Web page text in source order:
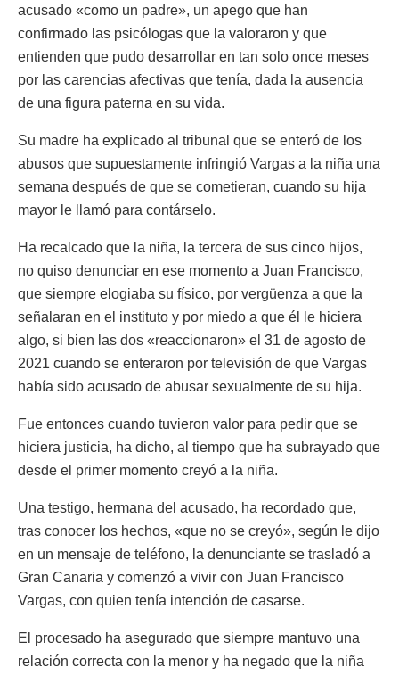
acusado «como un padre», un apego que han
confirmado las psicólogas que la valoraron y que
entienden que pudo desarrollar en tan solo once meses
por las carencias afectivas que tenía, dada la ausencia
de una figura paterna en su vida.
Su madre ha explicado al tribunal que se enteró de los
abusos que supuestamente infringió Vargas a la niña una
semana después de que se cometieran, cuando su hija
mayor le llamó para contárselo.
Ha recalcado que la niña, la tercera de sus cinco hijos,
no quiso denunciar en ese momento a Juan Francisco,
que siempre elogiaba su físico, por vergüenza a que la
señalaran en el instituto y por miedo a que él le hiciera
algo, si bien las dos «reaccionaron» el 31 de agosto de
2021 cuando se enteraron por televisión de que Vargas
había sido acusado de abusar sexualmente de su hija.
Fue entonces cuando tuvieron valor para pedir que se
hiciera justicia, ha dicho, al tiempo que ha subrayado que
desde el primer momento creyó a la niña.
Una testigo, hermana del acusado, ha recordado que,
tras conocer los hechos, «que no se creyó», según le dijo
en un mensaje de teléfono, la denunciante se trasladó a
Gran Canaria y comenzó a vivir con Juan Francisco
Vargas, con quien tenía intención de casarse.
El procesado ha asegurado que siempre mantuvo una
relación correcta con la menor y ha negado que la niña